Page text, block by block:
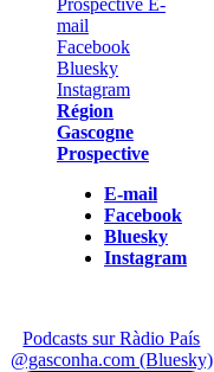
Région
Gascogne
Prospective
E-mail
Facebook
Bluesky
Instagram
Podcasts sur Ràdio País
@gasconha.com (Bluesky)